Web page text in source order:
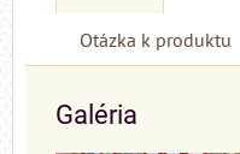
Otázka k produktu
Galéria